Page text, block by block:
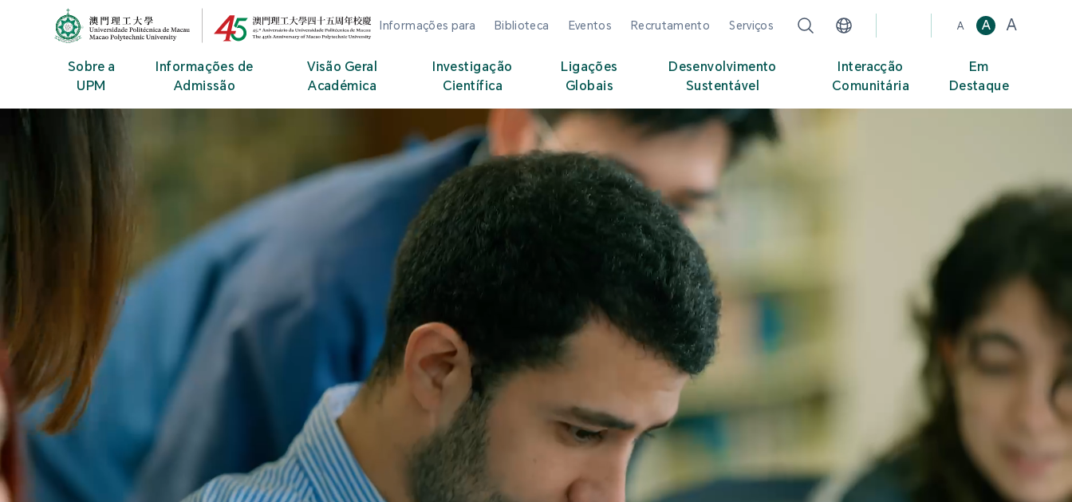
MPU Logo
Informações para Biblioteca Eventos Recrutamento Serviços A A A
Sobre a
UPM
Informações de
Admissão
Visão Geral
Académica
Investigação
Científica
Ligações
Globais
Desenvolvimento
Sustentável
Interacção
Comunitária
Em
Destaque